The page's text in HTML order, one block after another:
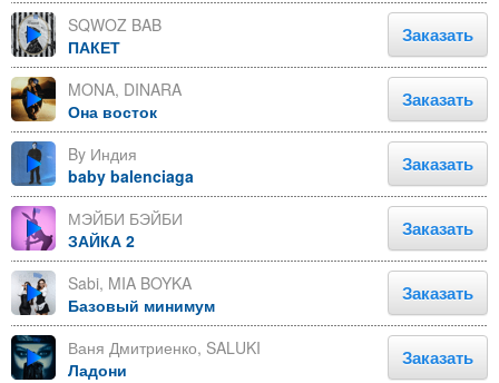
SQWOZ BAB
ПАКЕТ
Заказать
MONA, DINARA
Она восток
Заказать
By Индия
baby balenciaga
Заказать
МЭЙБИ БЭЙБИ
ЗАЙКА 2
Заказать
Sabi, MIA BOYKA
Базовый минимум
Заказать
Ваня Дмитриенко, SALUKI
Ладони
Заказать